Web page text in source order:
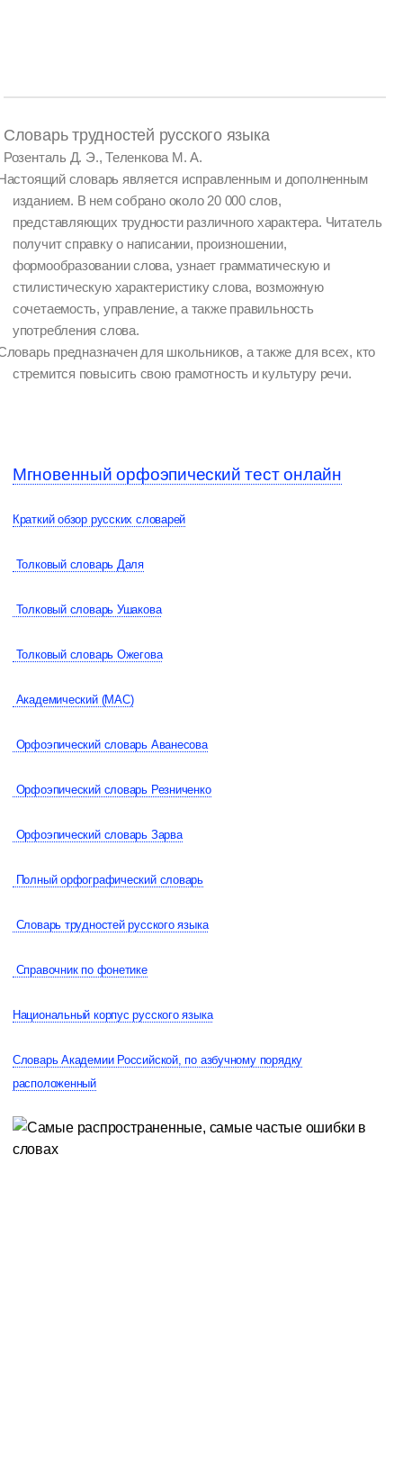
Словарь трудностей русского языка
Розенталь Д. Э., Теленкова М. А.
словарь является исправленным и дополненным
изданием. В нем собрано около 20 000 слов,
представляющих трудности различного характера. Читатель
получит справку о написании, произношении,
формообразовании слова, узнает грамматическую и
стилистическую характеристику слова, возможную
сочетаемость, управление, а также правильность
употребления слова.
предназначен для школьников, а также для всех, кто
стремится повысить свою грамотность и культуру речи.
Мгновенный орфоэпический тест онлайн
Краткий обзор русских словарей
Толковый словарь Даля
Толковый словарь Ушакова
Толковый словарь Ожегова
Академический (МАС)
Орфоэпический словарь Аванесова
Орфоэпический словарь Резниченко
Орфоэпический словарь Зарва
Полный орфографический словарь
Словарь трудностей русского языка
Справочник по фонетике
Национальный корпус русского языка
Словарь Академии Российской, по азбучному порядку
расположенный